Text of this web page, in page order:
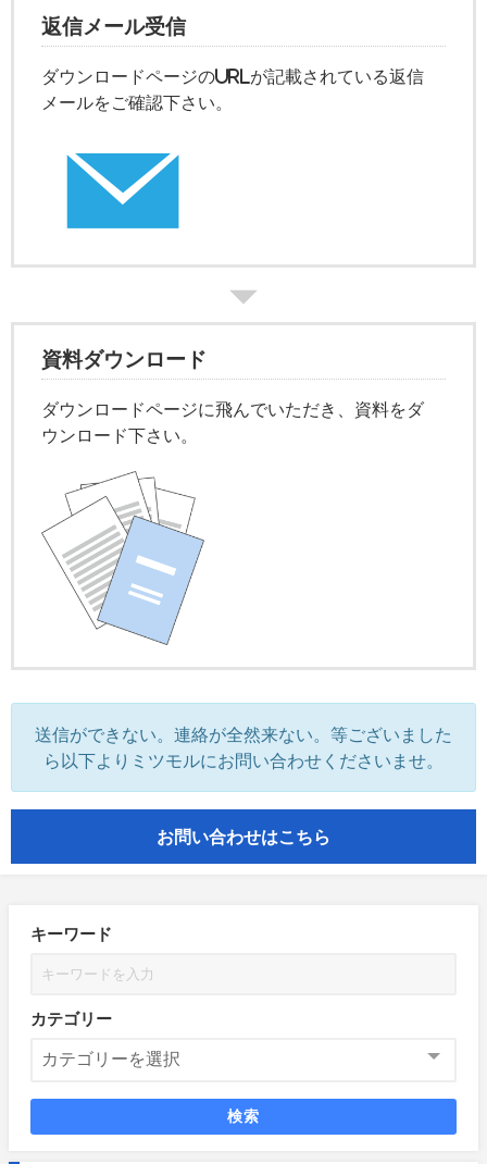
返信メール受信
ダウンロードページのURLが記載されている返信
メールをご確認下さい。
資料ダウンロード
ダウンロードページに飛んでいただき、資料をダ
ウンロード下さい。
送信ができない。連絡が全然来ない。等ございました
ら以下よりミツモルにお問い合わせくださいませ。
お問い合わせはこちら
キーワード
カテゴリー
検索